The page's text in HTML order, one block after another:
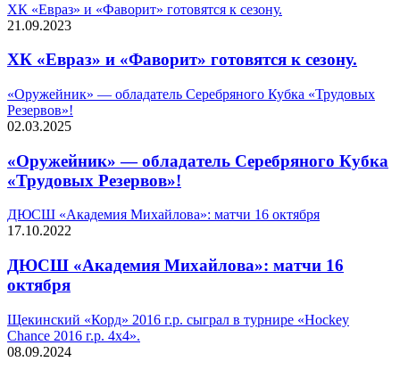
ХК «Евраз» и «Фаворит» готовятся к сезону.
21.09.2023
ХК «Евраз» и «Фаворит» готовятся к сезону.
«Оружейник» — обладатель Серебряного Кубка «Трудовых
Резервов»!
02.03.2025
«Оружейник» — обладатель Серебряного Кубка
«Трудовых Резервов»!
ДЮСШ «Академия Михайлова»: матчи 16 октября
17.10.2022
ДЮСШ «Академия Михайлова»: матчи 16
октября
Щекинский «Корд» 2016 г.р. сыграл в турнире «Hockey
Chance 2016 г.р. 4х4».
08.09.2024